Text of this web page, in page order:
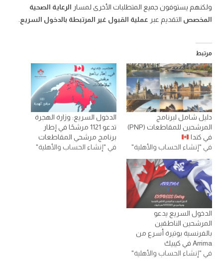
ولكنهم يستوفون جميع المتطلبات الأخرى لمسار الرعاية الصحية
المخصص التقديم عبر عملية القبول غير المرتبطة بالدخول السريع.
مرتبط
دليل شامل لبرنامج
المرشحين للمقاطعات (PNP)
في كندا
في "إنشاء الحساب والأهلية"
الدخول السريع: وزارة الهجرة
تدعو 1121 مرشحًا في إطار
برنامج مرشحي المقاطعات
في "إنشاء الحساب والأهلية"
الدخول السريع يدعو
المرشحين الناطقين
بالفرنسية بوتيرة أسرع من
Arrima في كيبيك
في "إنشاء الحساب والأهلية"